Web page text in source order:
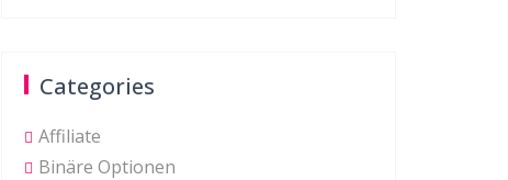
Categories
Affiliate
Binäre Optionen